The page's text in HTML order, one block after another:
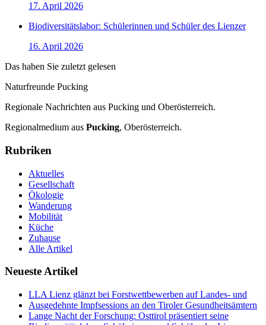
17. April 2026
Biodiversitätslabor: Schülerinnen und Schüler des Lienzer
16. April 2026
Das haben Sie zuletzt gelesen
Naturfreunde Pucking
Regionale Nachrichten aus Pucking und Oberösterreich.
Regionalmedium aus Pucking, Oberösterreich.
Rubriken
Aktuelles
Gesellschaft
Ökologie
Wanderung
Mobilität
Küche
Zuhause
Alle Artikel
Neueste Artikel
LLA Lienz glänzt bei Forstwettbewerben auf Landes- und
Ausgedehnte Impfsessions an den Tiroler Gesundheitsämtern
Lange Nacht der Forschung: Osttirol präsentiert seine